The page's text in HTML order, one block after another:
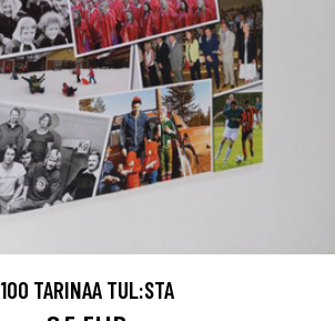
100 TARINAA TUL:STA